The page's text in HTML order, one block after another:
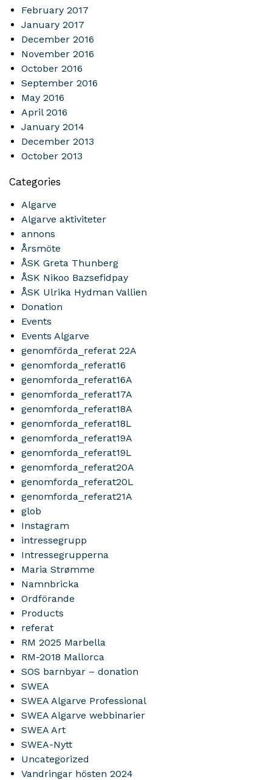
February 2017
January 2017
December 2016
November 2016
October 2016
September 2016
May 2016
April 2016
January 2014
December 2013
October 2013
Categories
Algarve
Algarve aktiviteter
annons
Årsmöte
ÅSK Greta Thunberg
ÅSK Nikoo Bazsefidpay
ÅSK Ulrika Hydman Vallien
Donation
Events
Events Algarve
genomförda_referat 22A
genomforda_referat16
genomforda_referat16A
genomforda_referat17A
genomforda_referat18A
genomforda_referat18L
genomforda_referat19A
genomforda_referat19L
genomforda_referat20A
genomforda_referat20L
genomforda_referat21A
glob
Instagram
intressegrupp
Intressegrupperna
Maria Strømme
Namnbricka
Ordförande
Products
referat
RM 2025 Marbella
RM-2018 Mallorca
SOS barnbyar – donation
SWEA
SWEA Algarve Professional
SWEA Algarve webbinarier
SWEA Art
SWEA-Nytt
Uncategorized
Vandringar hösten 2024